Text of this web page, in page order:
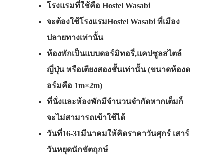
โรงแรมที่ใช้คือ Hostel Wasabi
จะต้องใช้โรงแรมHostel Wasabi ที่เมือง
ปลายทางเท่านั้น
ห้องพักเป็นแบบดอร์มิทอรี่,แคปซูลสไตล์
ญี่ปุ่น หรือเตียงสองชั้นเท่านั้น (ขนาดห้องด
อร์มคือ 1m×2m)
ที่นั่งและห้องพักมีจำนวนจำกัดหากเต็มก็
จะไม่สามารถเข้าใช้ได้
วันที่16-31มีนาคมให้คิดราคาวันศุกร์ เสาร์
วันหยุดนักขัตฤกษ์